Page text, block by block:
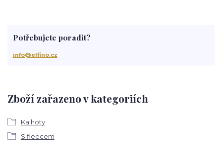
Zboží zařazeno v kategoriích
Kalhoty
S fleecem
Potřebujete poradit?
info@elfino.cz